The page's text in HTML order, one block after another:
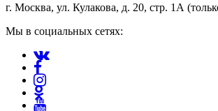
г. Москва, ул. Кулакова, д. 20, стр. 1А
Мы в социальных сетях: